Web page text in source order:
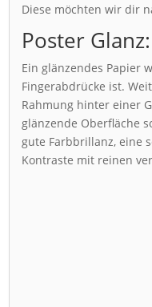
Diese möchten wir dir
Poster Glanz:
Ein glänzendes Papier
Fingerabdrücke ist.
Rahmung hinter einer
glänzende Oberfläche
gute Farbbrillanz, eine
Kontraste mit reinen